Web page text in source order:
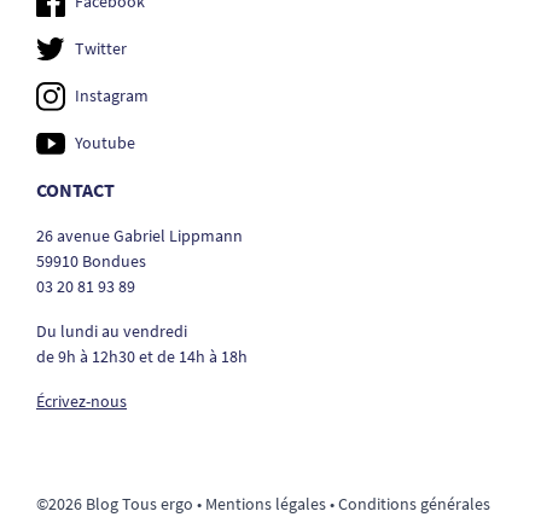
Twitter
Instagram
Youtube
CONTACT
26 avenue Gabriel Lippmann
59910 Bondues
03 20 81 93 89
Du lundi au vendredi
de 9h à 12h30 et de 14h à 18h
Écrivez-nous
©2026 Blog Tous ergo • Mentions légales•Conditions générales